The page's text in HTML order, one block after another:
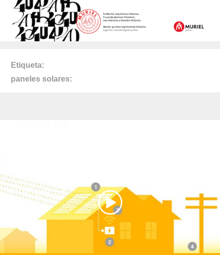
Etiqueta
paneles solares